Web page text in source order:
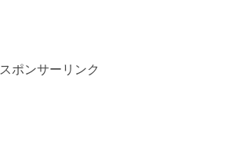
スポンサーリンク